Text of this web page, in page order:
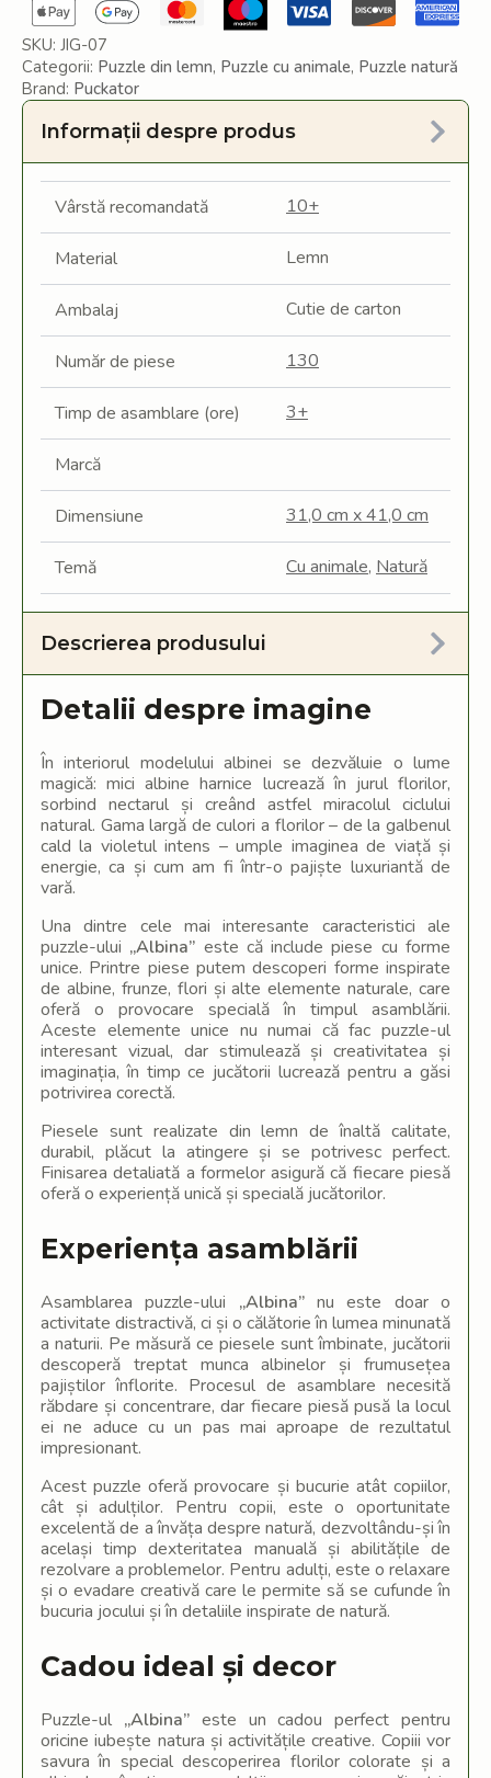
SKU: JIG-07
Categorii: Puzzle din lemn, Puzzle cu animale, Puzzle natură
Brand: Puckator
Informații despre produs
Vârstă recomandată 10+
Material Lemn
Ambalaj Cutie de carton
Număr de piese 130
Timp de asamblare (ore) 3+
Marcă
Dimensiune 31,0 cm x 41,0 cm
Temă Cu animale, Natură
Descrierea produsului
Detalii despre imagine
În interiorul modelului albinei se dezvăluie o lume
magică: mici albine harnice lucrează în jurul florilor,
sorbind nectarul și creând astfel miracolul ciclului
natural. Gama largă de culori a florilor – de la galbenul
cald la violetul intens – umple imaginea de viață și
energie, ca și cum am fi într-o pajiște luxuriantă de
vară.
Una dintre cele mai interesante caracteristici ale
puzzle-ului „Albina” este că include piese cu forme
unice. Printre piese putem descoperi forme inspirate
de albine, frunze, flori și alte elemente naturale, care
oferă o provocare specială în timpul asamblării.
Aceste elemente unice nu numai că fac puzzle-ul
interesant vizual, dar stimulează și creativitatea și
imaginația, în timp ce jucătorii lucrează pentru a găsi
potrivirea corectă.
Piesele sunt realizate din lemn de înaltă calitate,
durabil, plăcut la atingere și se potrivesc perfect.
Finisarea detaliată a formelor asigură că fiecare piesă
oferă o experiență unică și specială jucătorilor.
Experiența asamblării
Asamblarea puzzle-ului „Albina”nu este doar o
activitate distractivă, ci și o călătorie în lumea minunată
a naturii. Pe măsură ce piesele sunt îmbinate, jucătorii
descoperă treptat munca albinelor și frumusețea
pajiștilor înflorite. Procesul de asamblare necesită
răbdare și concentrare, dar fiecare piesă pusă la locul
ei ne aduce cu un pas mai aproape de rezultatul
impresionant.
Acest puzzle oferă provocare și bucurie atât copiilor,
cât și adulților. Pentru copii, este o oportunitate
excelentă de a învăța despre natură, dezvoltându-și în
același timp dexteritatea manuală și abilitățile de
rezolvare a problemelor. Pentru adulți, este o relaxare
și o evadare creativă care le permite să se cufunde în
bucuria jocului și în detaliile inspirate de natură.
Cadou ideal și decor
Puzzle-ul „Albina”este un cadou perfect pentru
oricine iubește natura și activitățile creative. Copiii vor
savura în special descoperirea florilor colorate și a